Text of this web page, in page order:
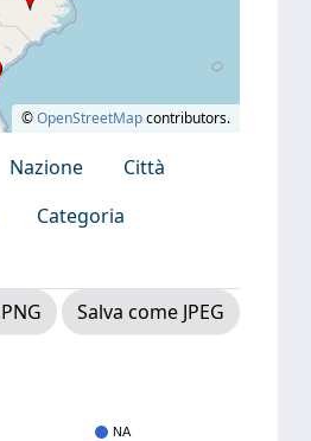
©OpenStreetMapcontributors.
Nazione
Città
Categoria
Salva come JPEG
NA